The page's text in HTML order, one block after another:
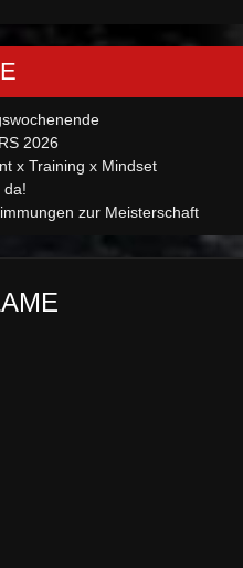
2026
x Training x Mindset
da!
zur Meisterschaft